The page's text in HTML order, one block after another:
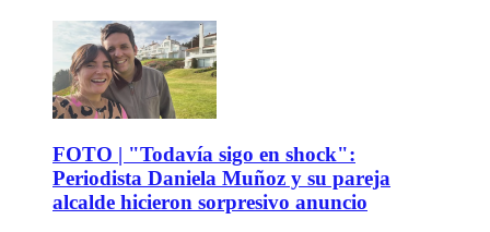
FOTO | "Todavía sigo en shock":
Periodista Daniela Muñoz y su pareja
alcalde hicieron sorpresivo anuncio